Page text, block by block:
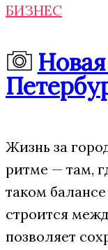
БИЗНЕС
Жизнь за
ритме — там,
таком
строится
позволяет